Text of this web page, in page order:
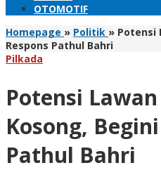
OTOMOTIF
Homepage » Politik » Potensi
Respons Pathul Bahri
Pilkada
Potensi
Kosong,
Pathul Bahri